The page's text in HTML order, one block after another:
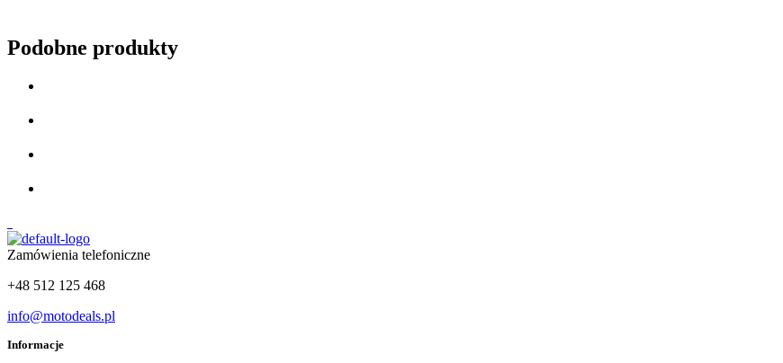
Podobne produkty
Zamówienia telefoniczne
+48 512 125 468
info@motodeals.pl
Informacje